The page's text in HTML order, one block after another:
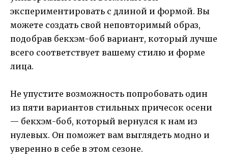
экспериментировать с длиной и формой. Вы
можете создать свой неповторимый образ,
подобрав бекхэм-боб вариант, который лучше
всего соответствует вашему стилю и форме
лица.
Не упустите возможность попробовать один
из пяти вариантов стильных причесок осени
— бекхэм-боб, который вернулся к нам из
нулевых. Он поможет вам выглядеть модно и
уверенно в себе в этом сезоне.